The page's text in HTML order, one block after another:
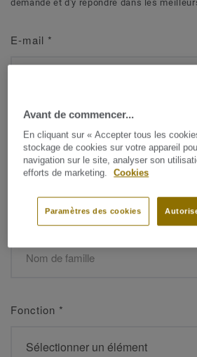
demande et d'y répondre dans les
E-mail *
Prénom*
Fonction *
Avant de commencer...
En cliquant sur « Accepter tous les
stockage de cookies sur votre appareil
navigation sur le site, analyser son
efforts de marketing.
Cookies
Paramètres des cookies